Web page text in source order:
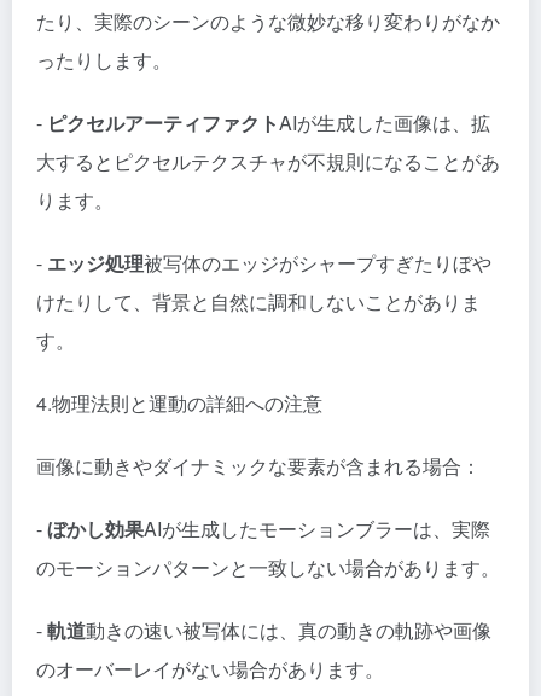
たり、実際のシーンのような微妙な移り変わりがなか
ったりします。
- ピクセルアーティファクトAIが生成した画像は、拡
大するとピクセルテクスチャが不規則になることがあ
ります。
- エッジ処理被写体のエッジがシャープすぎたりぼや
けたりして、背景と自然に調和しないことがありま
す。
4.物理法則と運動の詳細への注意
画像に動きやダイナミックな要素が含まれる場合：
-ぼかし効果AIが生成したモーションブラーは、実際
のモーションパターンと一致しない場合があります。
-軌道動きの速い被写体には、真の動きの軌跡や画像
のオーバーレイがない場合があります。